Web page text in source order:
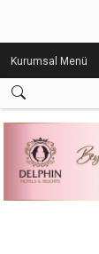
Kurumsal Menü